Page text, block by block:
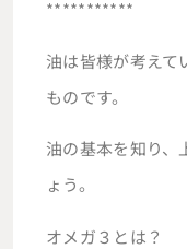
***********
油は皆様が考えて
ものです。
油の基本を知り、
ょう。
オメガ３とは？